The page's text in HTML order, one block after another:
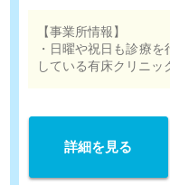
る方歓迎！
【事業所情報】
・日曜や祝日も診療
している有床クリニッ
詳細を見る